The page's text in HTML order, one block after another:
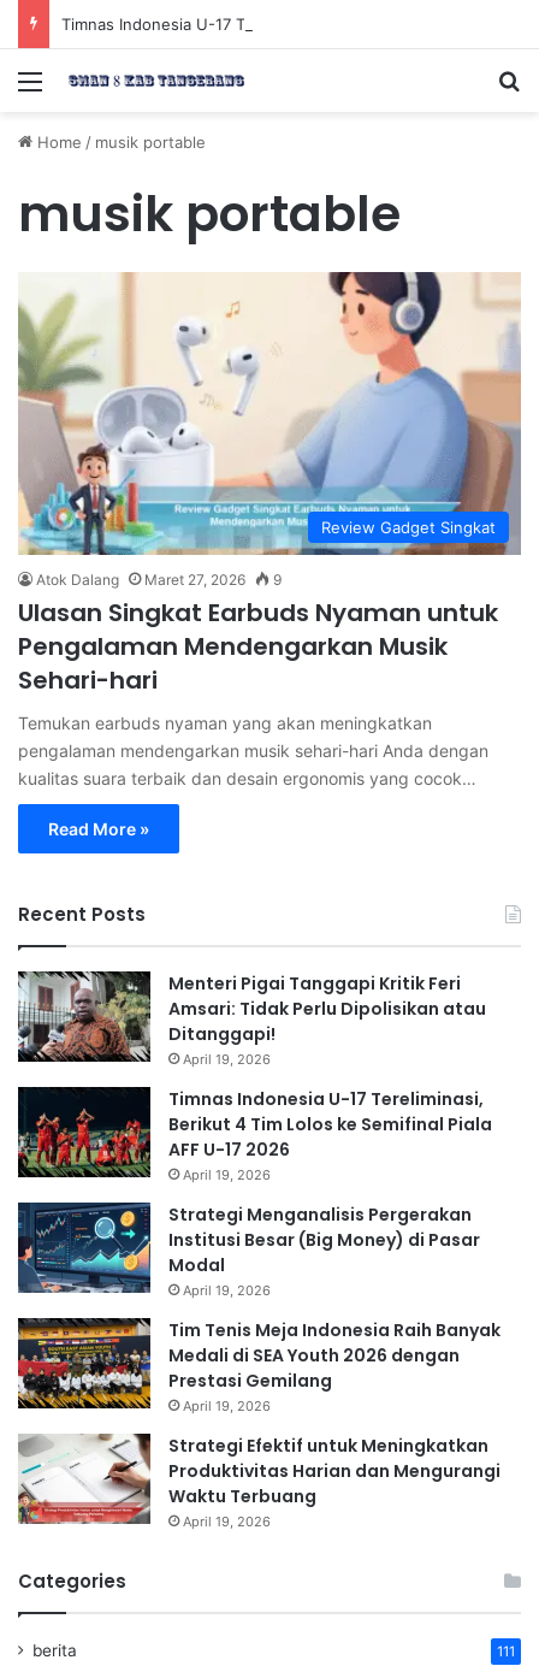
Menu
Home / musik portable
musik portable
Review Gadget Singkat
Atok Dalang Maret 27, 2026 9
Ulasan Singkat Earbuds Nyaman untuk
Pengalaman Mendengarkan Musik
Sehari-hari
Temukan earbuds nyaman yang akan meningkatkan
pengalaman mendengarkan musik sehari-hari Anda dengan
kualitas suara terbaik dan desain ergonomis yang cocok…
Read More »
Recent Posts
Menteri Pigai Tanggapi Kritik Feri
Amsari: Tidak Perlu Dipolisikan atau
Ditanggapi!
April 19, 2026
Timnas Indonesia U-17 Tereliminasi,
Berikut 4 Tim Lolos ke Semifinal Piala
AFF U-17 2026
April 19, 2026
Strategi Menganalisis Pergerakan
Institusi Besar (Big Money) di Pasar
Modal
April 19, 2026
Tim Tenis Meja Indonesia Raih Banyak
Medali di SEA Youth 2026 dengan
Prestasi Gemilang
April 19, 2026
Strategi Efektif untuk Meningkatkan
Produktivitas Harian dan Mengurangi
Waktu Terbuang
April 19, 2026
Categories
berita 111